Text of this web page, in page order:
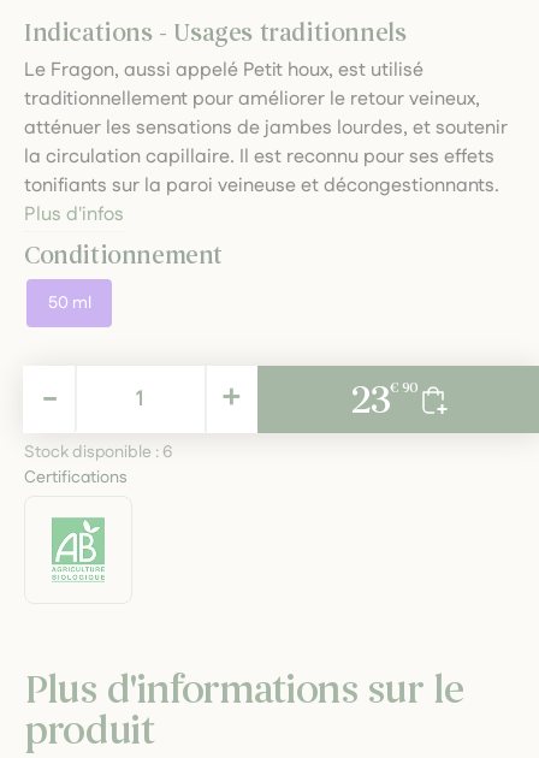
Indications - Usages traditionnels
Le Fragon, aussi appelé Petit houx, est utilisé
traditionnellement pour améliorer le retour veineux,
atténuer les sensations de jambes lourdes, et soutenir
la circulation capillaire. Il est reconnu pour ses effets
tonifiants sur la paroi veineuse et décongestionnants.
Plus d'infos
Conditionnement
50 ml
23,90 € TTC+
- 23€ 90
Stock disponible : 6
Certifications
Plus d'informations sur le
produit